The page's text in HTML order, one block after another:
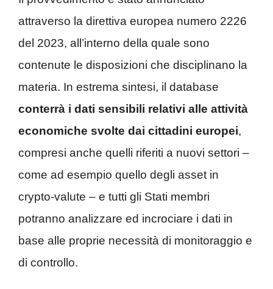
attraverso la direttiva europea numero 2226
del 2023, all’interno della quale sono
contenute le disposizioni che disciplinano la
materia. In estrema sintesi, il database
conterrà i dati sensibili relativi alle attività
economiche svolte dai cittadini europei,
compresi anche quelli riferiti a nuovi settori –
come ad esempio quello degli asset in
crypto-valute – e tutti gli Stati membri
potranno analizzare ed incrociare i dati in
base alle proprie necessità di monitoraggio e
di controllo.